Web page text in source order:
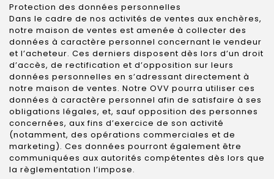
Protection des données personnelles
Dans le cadre de nos activités de ventes aux enchères,
notre maison de ventes est amenée à collecter des
données à caractère personnel concernant le vendeur
et l’acheteur. Ces derniers disposent dès lors d’un droit
d’accès, de rectification et d’opposition sur leurs
données personnelles en s’adressant directement à
notre maison de ventes. Notre OVV pourra utiliser ces
données à caractère personnel afin de satisfaire à ses
obligations légales, et, sauf opposition des personnes
concernées, aux fins d’exercice de son activité
(notamment, des opérations commerciales et de
marketing). Ces données pourront également être
communiquées aux autorités compétentes dès lors que
la règlementation l’impose.